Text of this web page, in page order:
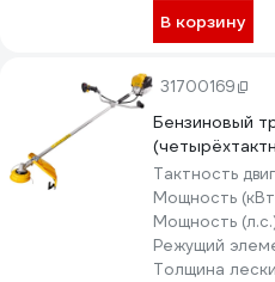
В корзину
31700169
Бензиновый
Тактность
Мощность
Мощность
Режущий
Толщина